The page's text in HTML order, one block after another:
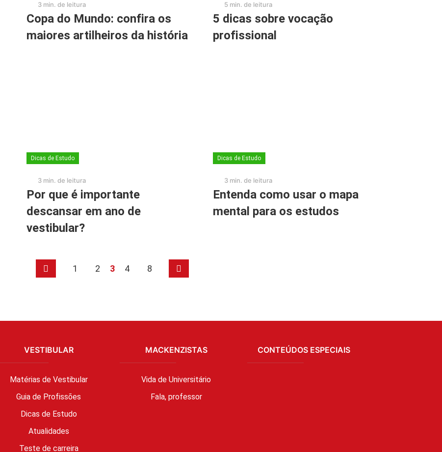
3 min. de leitura
Copa do Mundo: confira os
maiores artilheiros da história
5 min. de leitura
5 dicas sobre vocação
profissional
Dicas de Estudo
3 min. de leitura
Por que é importante
descansar em ano de
vestibular?
Dicas de Estudo
3 min. de leitura
Entenda como usar o mapa
mental para os estudos
1 2 3 4 8
VESTIBULAR
Matérias de Vestibular
Guia de Profissões
Dicas de Estudo
Atualidades
Teste de carreira
MACKENZISTAS
Vida de Universitário
Fala, professor
CONTEÚDOS ESPECIAIS